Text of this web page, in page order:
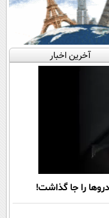
آخرین اخبار
را جا گذاشت!